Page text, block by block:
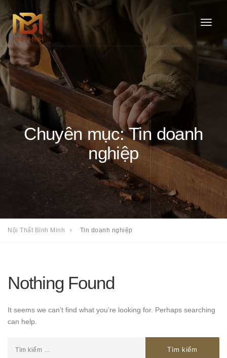
Chuyên mục: Tin doanh
nghiệp
Nội Thất Bình Minh Tin doanh nghiệp
Nothing Found
It seems we can’t find what you’re looking for. Perhaps searching
can help.